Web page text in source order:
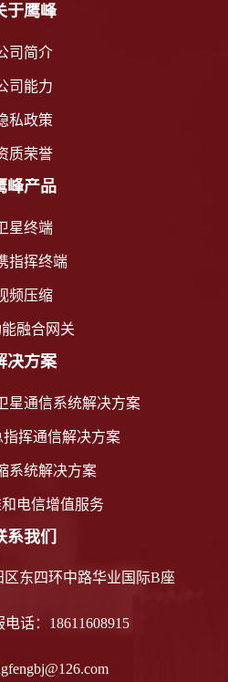
于鹰峰
司简介
司能力
私政策
质荣誉
峰产品
星终端
指挥终端
频压缩
融合网关
决方案
星通信系统解决方案
挥通信解决方案
系统解决方案
电信增值服务
系我们
东四环中路华业国际B座
话：18611608915